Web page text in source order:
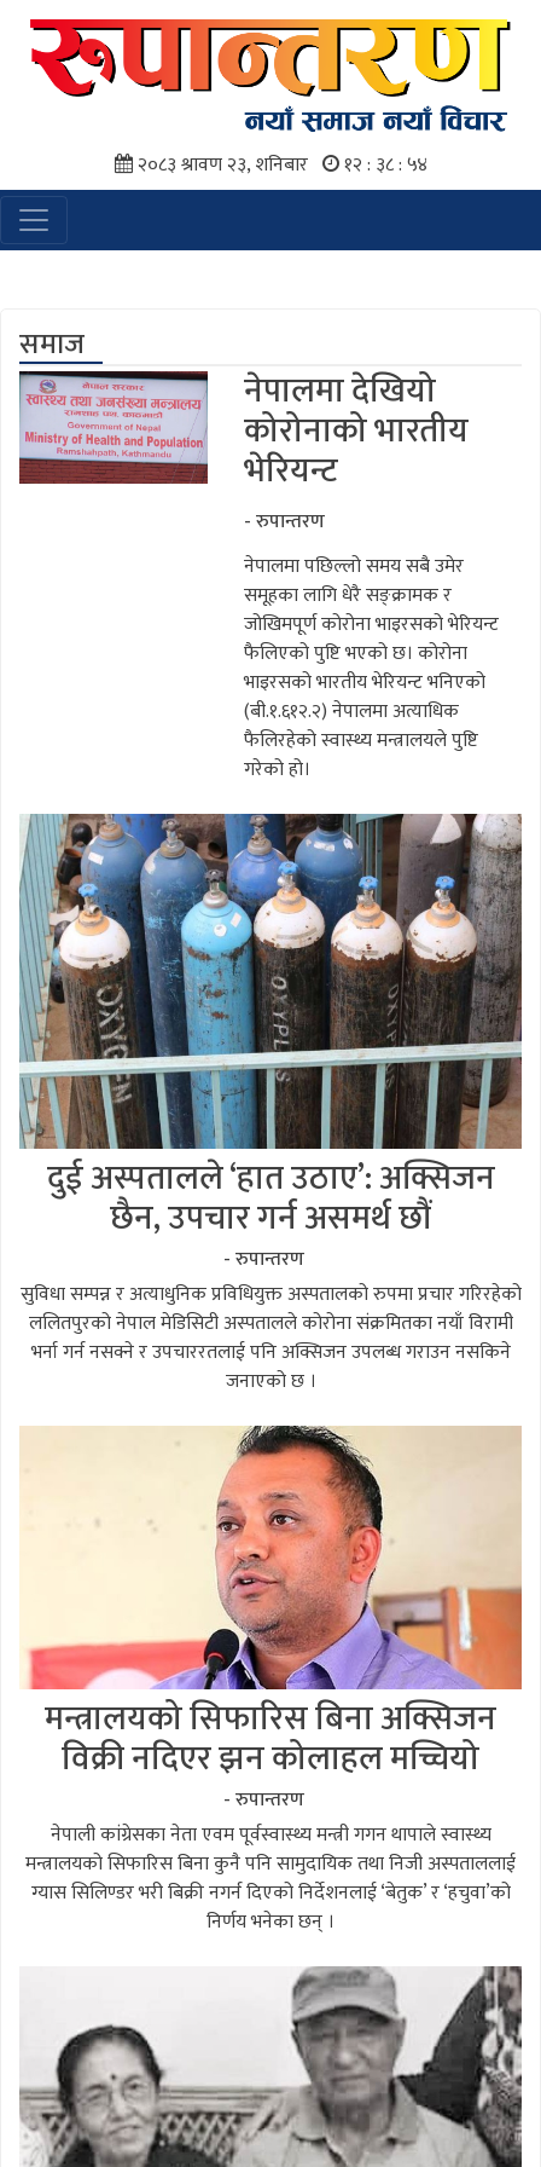
२०८३ श्रावण २३, शनिबार १२ : ३८ : ५५
समाज
नेपालमा देखियो
कोरोनाको भारतीय
भेरियन्ट
- रुपान्तरण
नेपालमा पछिल्लो समय सबै उमेर
समूहका लागि धेरै सङ्क्रामक र
जोखिमपूर्ण कोरोना भाइरसको भेरियन्ट
फैलिएको पुष्टि भएको छ। कोरोना
भाइरसको भारतीय भेरियन्ट भनिएको
(बी.१.६१२.२) नेपालमा अत्याधिक
फैलिरहेको स्वास्थ्य मन्त्रालयले पुष्टि
गरेको हो।
दुई अस्पतालले ‘हात उठाए’: अक्सिजन
छैन, उपचार गर्न असमर्थ छौं
- रुपान्तरण
सुविधा सम्पन्न र अत्याधुनिक प्रविधियुक्त अस्पतालको रुपमा प्रचार गरिरहेको
ललितपुरको नेपाल मेडिसिटी अस्पतालले कोरोना संक्रमितका नयाँ विरामी
भर्ना गर्न नसक्ने र उपचाररतलाई पनि अक्सिजन उपलब्ध गराउन नसकिने
जनाएको छ ।
मन्त्रालयको सिफारिस बिना अक्सिजन
विक्री नदिएर झन कोलाहल मच्चियो
- रुपान्तरण
नेपाली कांग्रेसका नेता एवम पूर्वस्वास्थ्य मन्त्री गगन थापाले स्वास्थ्य
मन्त्रालयको सिफारिस बिना कुनै पनि सामुदायिक तथा निजी अस्पताललाई
ग्यास सिलिण्डर भरी बिक्री नगर्न दिएको निर्देशनलाई ‘बेतुक’ र ‘हचुवा’को
निर्णय भनेका छन् ।